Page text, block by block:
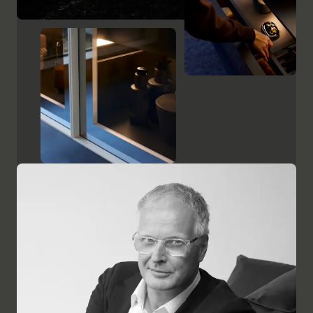
hiervoor wordt het perfecte ruimtebeheer
onderstreept.
Badkamermeubels weergeven